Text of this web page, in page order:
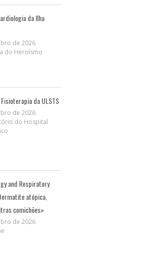
da Ilha
de 2026
do Heroísmo
da ULSTS
de 2026
do Hospital
and Respiratory
atópica,
comichões»
de 2026